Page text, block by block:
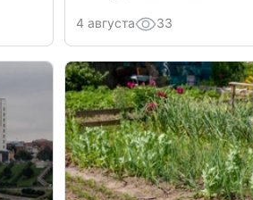
4 августа 33